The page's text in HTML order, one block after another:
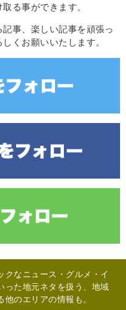
る事ができます。
事、楽しい記事を頑張っ
くお願いいたします。
クなニュース・グルメ・イ
った地元ネタを扱う、地域
のエリアの情報も。